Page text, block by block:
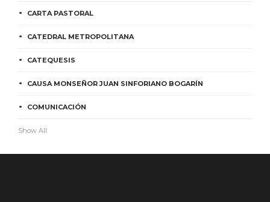
CARTA PASTORAL
CATEDRAL METROPOLITANA
CATEQUESIS
CAUSA MONSEÑOR JUAN SINFORIANO BOGARÍN
COMUNICACIÓN
Show All